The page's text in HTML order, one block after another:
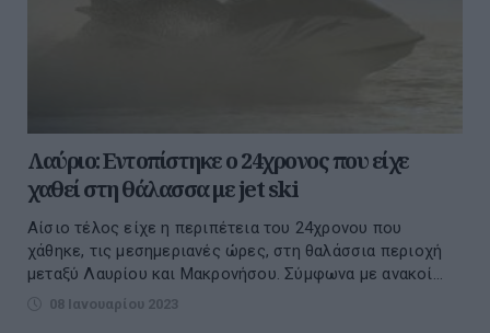
Λαύριο: Εντοπίστηκε ο 24χρονος που είχε
χαθεί στη θάλασσα με jet ski
Αίσιο τέλος είχε η περιπέτεια του 24χρονου που
χάθηκε, τις μεσημεριανές ώρες, στη θαλάσσια περιοχή
μεταξύ Λαυρίου και Μακρονήσου. Σύμφωνα με ανακοί...
08 Ιανουαρίου 2023